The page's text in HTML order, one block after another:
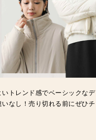
トレンド感でベーシックなデ
なし！売り切れる前にぜひチ